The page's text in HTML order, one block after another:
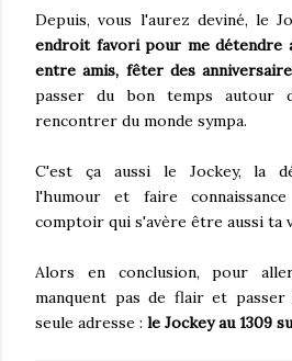
Depuis, vous l'aurez deviné, le
endroit favori pour me détendre
entre amis, fêter des
passer du bon temps autour
rencontrer du monde sympa.
C'est ça aussi le Jockey, la
l'humour et faire
comptoir qui s'avère être aussi ta
Alors en conclusion, pour
manquent pas de flair et
seule adresse : le Jockey au 1309